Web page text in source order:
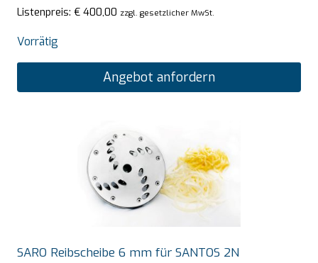
Listenpreis: € 400,00 zzgl. gesetzlicher MwSt.
Vorrätig
Angebot anfordern
SARO Reibscheibe 6 mm für SANTOS 2N